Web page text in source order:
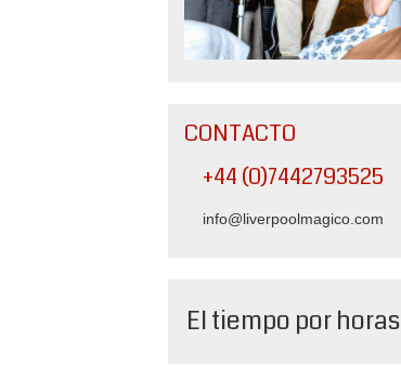
CONTACTO
+44 (0)7442793525
info@liverpoolmagico.com
El tiempo por horas